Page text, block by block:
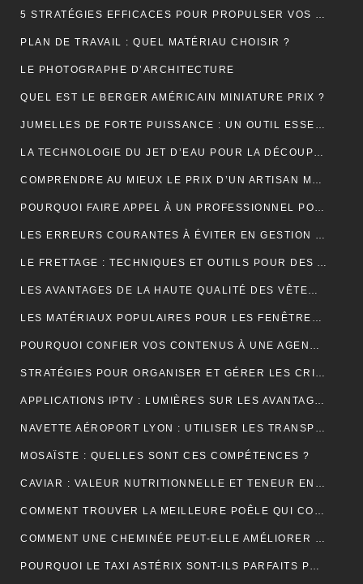
5 STRATÉGIES EFFICACES POUR PROPULSER VOS VENTES EN LIGNE
PLAN DE TRAVAIL : QUEL MATÉRIAU CHOISIR ?
LE PHOTOGRAPHE D’ARCHITECTURE
QUEL EST LE BERGER AMÉRICAIN MINIATURE PRIX ?
JUMELLES DE FORTE PUISSANCE : UN OUTIL ESSENTIEL POUR LE CAMPING
LA TECHNOLOGIE DU JET D’EAU POUR LA DÉCOUPE DES MATÉRIAUX SOLIDES
COMPRENDRE AU MIEUX LE PRIX D’UN ARTISAN MAÇON
POURQUOI FAIRE APPEL À UN PROFESSIONNEL POUR LE DÉBOUCHAGE TOILETTE YVELINES ?
LES ERREURS COURANTES À ÉVITER EN GESTION LOCATIVE ET COMMENT LES PRÉVENIR AVEC UN OUTIL EN LIGNE
LE FRETTAGE : TECHNIQUES ET OUTILS POUR DES ASSEMBLAGES PARFAITS
LES AVANTAGES DE LA HAUTE QUALITÉ DES VÊTEMENTS DE SPORT
LES MATÉRIAUX POPULAIRES POUR LES FENÊTRES DE TOIT : AVANTAGES ET INCONVÉNIENTS
POURQUOI CONFIER VOS CONTENUS À UNE AGENCE DE RÉDACTION ? LA CLÉ DU SUCCÈS EN LIGNE
STRATÉGIES POUR ORGANISER ET GÉRER LES CRISES DANS UNE ENTREPRISE
APPLICATIONS IPTV : LUMIÈRES SUR LES AVANTAGES DE LEUR UTILISATION
NAVETTE AÉROPORT LYON : UTILISER LES TRANSPORTS PUBLICS ET TAXIS
MOSAÏSTE : QUELLES SONT CES COMPÉTENCES ?
CAVIAR : VALEUR NUTRITIONNELLE ET TENEUR EN SODIUM
COMMENT TROUVER LA MEILLEURE POÊLE QUI CONVIENT À VOTRE MAISON ?
COMMENT UNE CHEMINÉE PEUT-ELLE AMÉLIORER LE CONFORT ET L’ESTHÉTIQUE DE VOTRE MAISON ?
POURQUOI LE TAXI ASTÉRIX SONT-ILS PARFAITS POUR LES TOURISTES ?